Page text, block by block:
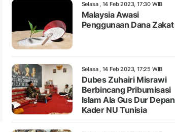
Selasa , 14 Feb 2023, 17:30 WIB
Malaysia Awasi
Penggunaan Dana Zakat
Selasa , 14 Feb 2023, 17:25 WIB
Dubes Zuhairi Misrawi
Berbincang Pribumisasi
Islam Ala Gus Dur Depan
Kader NU Tunisia